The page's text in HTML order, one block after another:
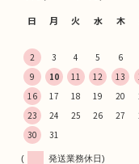
日 月 火 水 木
2
3 4 5 6
9
10 11 12 13
16
17 18 19 20
23
24 25 26 27
30
31
( 発送業務休日)